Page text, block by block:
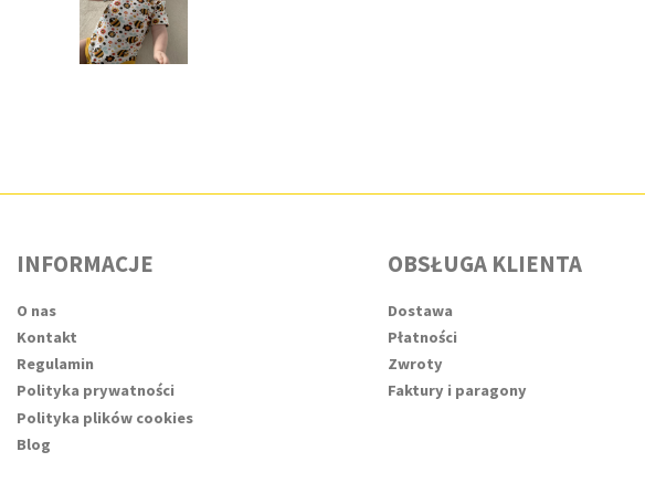
INFORMACJE
O nas
Kontakt
Regulamin
Polityka prywatności
Polityka plików cookies
Blog
OBSŁUGA KLIENTA
Dostawa
Płatności
Zwroty
Faktury i paragony